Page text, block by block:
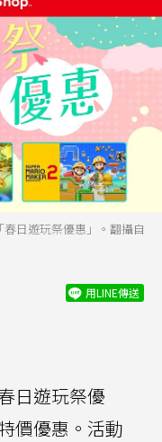
日遊玩祭優惠」。翻攝自
用LINE傳送
日遊玩祭優
價優惠。活動